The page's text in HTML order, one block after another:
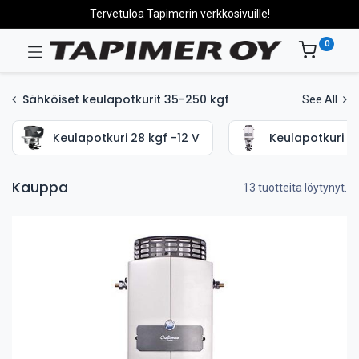
Tervetuloa Tapimerin verkkosivuille!
0
Sähköiset keulapotkurit 35-250 kgf See All
Keulapotkuri 28 kgf -12 V Keulapotkuri
Kauppa 13 tuotteita löytynyt.